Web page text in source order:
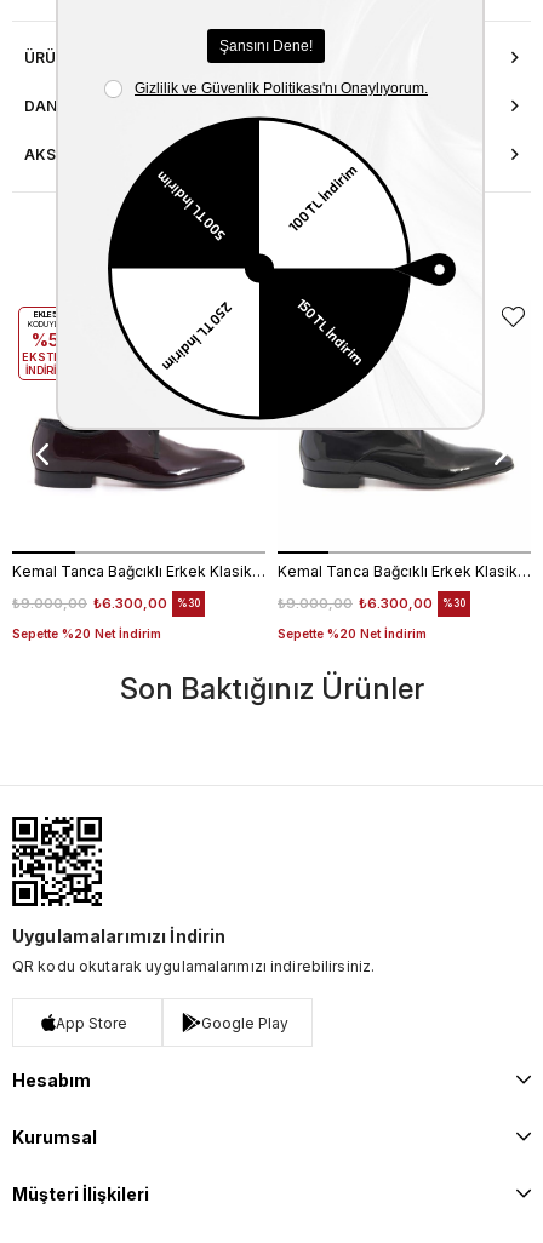
ÜRÜN ÖZELLIKLERI
DANIŞMA HATTI
AKSESUAR ONARIMI
Benzer Ürünler
Kemal Tanca Bağcıklı Erkek Klasik Ayakkabı 700
₺6.300,00
₺9.000,00
Sepette %20 Net İndirim
%30
EKLE5
KODUYLA
%5
EKSTRA
İNDİRİM
Kemal Tanca Bağcıklı Erkek Klasik Ayakkabı 700
₺6.300,00
₺9.000,00
Sepette %20 Net İndirim
%30
EKLE5
KODUYLA
Son Baktığınız Ürünler
Uygulamalarımızı İndirin
QR kodu okutarak uygulamalarımızı indirebilirsiniz.
App Store Google Play
Hesabım
Kurumsal
Müşteri İlişkileri